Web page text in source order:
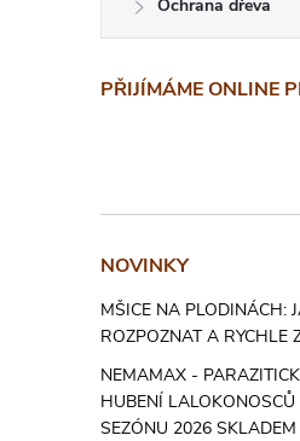
Ochrana dřeva
PŘIJÍMÁME ONLINE
NOVINKY
MŠICE NA PLODINÁCH:
ROZPOZNAT A RYCHLE
NEMAMAX -
HUBENÍ
SEZÓNU 2026 SKLADEM